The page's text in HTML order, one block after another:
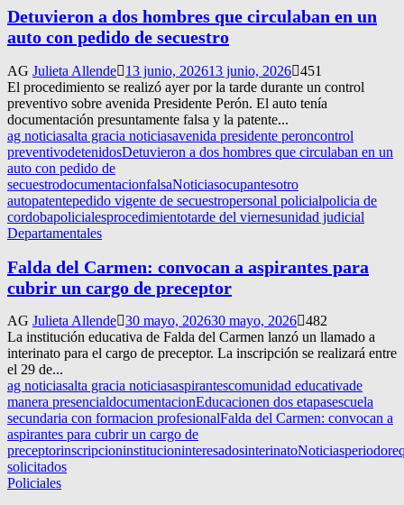
Detuvieron a dos hombres que circulaban en un
auto con pedido de secuestro
AG Julieta Allende 13 junio, 202613 junio, 2026 451
El procedimiento se realizó ayer por la tarde durante un control
preventivo sobre avenida Presidente Perón. El auto tenía
documentación presuntamente falsa y la patente...
ag noticiasalta gracia noticiasavenida presidente peroncontrol
preventivodetenidosDetuvieron a dos hombres que circulaban en un
auto con pedido de
secuestrodocumentacionfalsaNoticiasocupantesotro
autopatentepedido vigente de secuestropersonal policialpolicia de
cordobapolicialesprocedimientotarde del viernesunidad judicial
Departamentales
Falda del Carmen: convocan a aspirantes para
cubrir un cargo de preceptor
AG Julieta Allende 30 mayo, 202630 mayo, 2026 482
La institución educativa de Falda del Carmen lanzó un llamado a
interinato para el cargo de preceptor. La inscripción se realizará entre
el 29 de...
ag noticiasalta gracia noticiasaspirantescomunidad educativade
manera presencialdocumentacionEducacionen dos etapasescuela
secundaria con formacion profesionalFalda del Carmen: convocan a
aspirantes para cubrir un cargo de
preceptorinscripcioninstitucioninteresadosinterinatoNoticiasperiodo
solicitados
Policiales